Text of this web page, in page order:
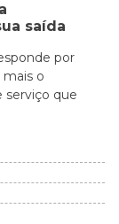
saída
por
o
serviço que